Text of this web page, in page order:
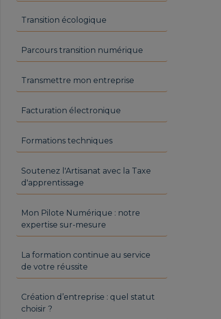
Transition écologique
Parcours transition numérique
Transmettre mon entreprise
Facturation électronique
Formations techniques
Soutenez l'Artisanat avec la Taxe
d'apprentissage
Mon Pilote Numérique : notre
expertise sur-mesure
La formation continue au service
de votre réussite
Création d’entreprise : quel statut
choisir ?